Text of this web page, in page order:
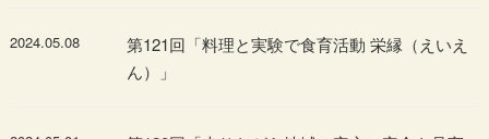
2024.05.08
第121回「料理と実験で食育活動 栄縁（えいえ
ん）」